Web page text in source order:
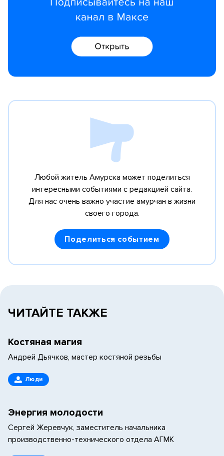
Любой житель Амурска может поделиться
интересными событиями с редакцией сайта.
Для нас очень важно участие амурчан в жизни
своего города.
Поделиться событием
ЧИТАЙТЕ ТАКЖЕ
Костяная магия
Андрей Дьячков, мастер костяной резьбы
Люди
Энергия молодости
Сергей Жеревчук, заместитель начальника
производственно-технического отдела АГМК